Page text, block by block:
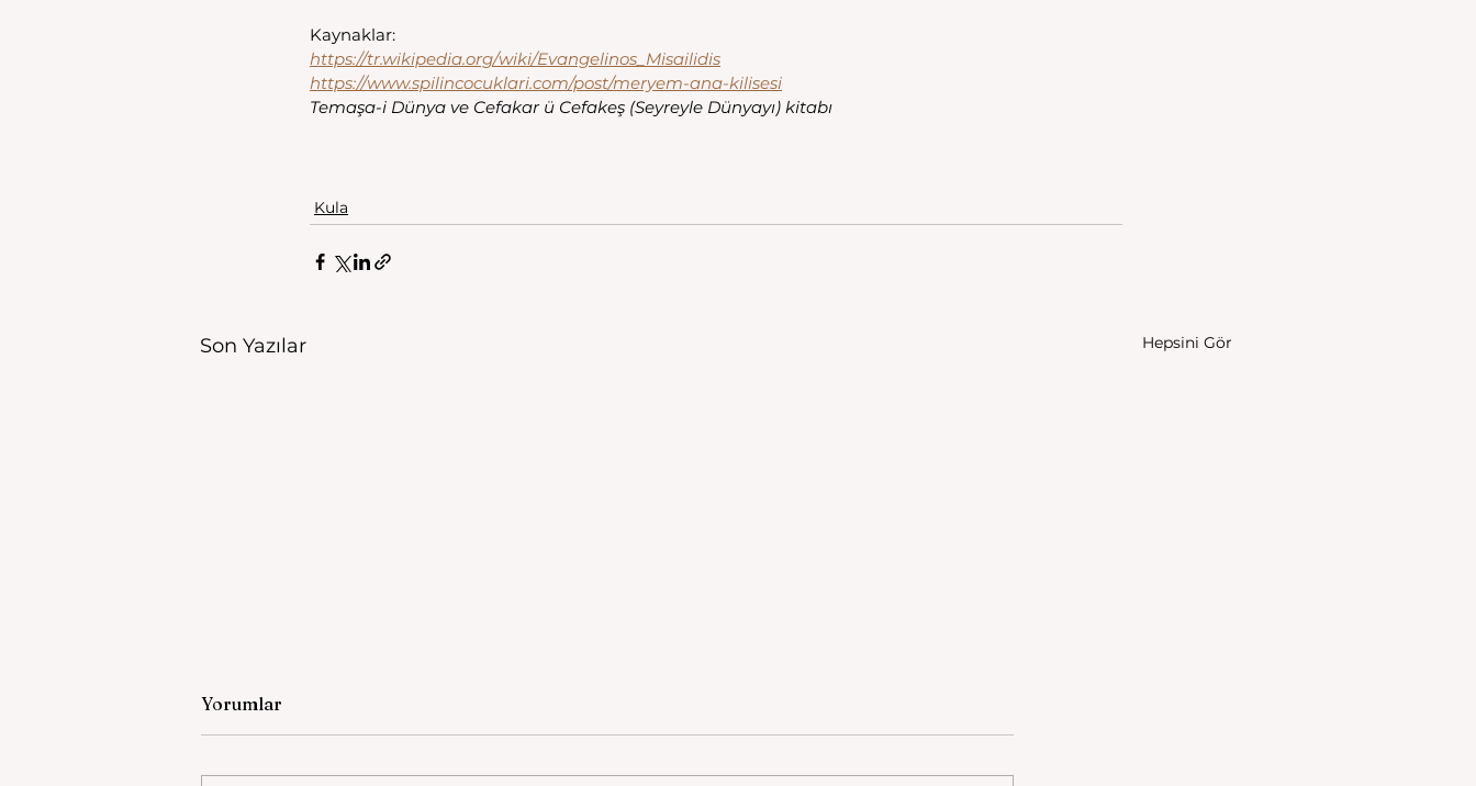
Kaynaklar:
https://tr.wikipedia.org/wiki/Evangelinos_Misailidis
https://www.spilincocuklari.com/post/meryem-ana-kilisesi
Temaşa-i Dünya ve Cefakar ü Cefakeş (Seyreyle Dünyayı) kitabı
Kula
Son Yazılar Hepsini Gör
Yorumlar